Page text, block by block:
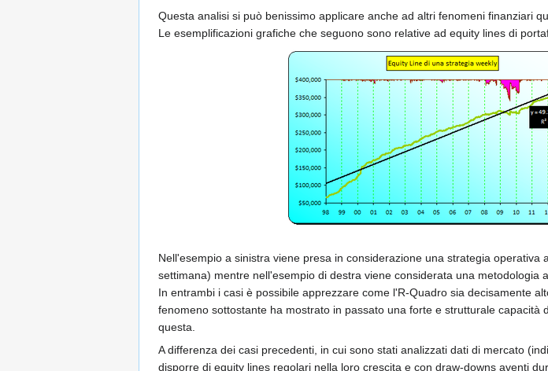
Questa analisi si può benissimo applicare anche ad altri fenomeni finanziari
Le esemplificazioni grafiche che seguono sono relative ad equity lines di
Nell'esempio a sinistra viene presa in considerazione una strategia
settimana) mentre nell'esempio di destra viene considerata una metodologia
In entrambi i casi è possibile apprezzare come l'R-Quadro sia decisamente
fenomeno sottostante ha mostrato in passato una forte e strutturale
questa.
A differenza dei casi precedenti, in cui sono stati analizzati dati di mercato
disporre di equity lines regolari nella loro crescita e con draw-downs aventi